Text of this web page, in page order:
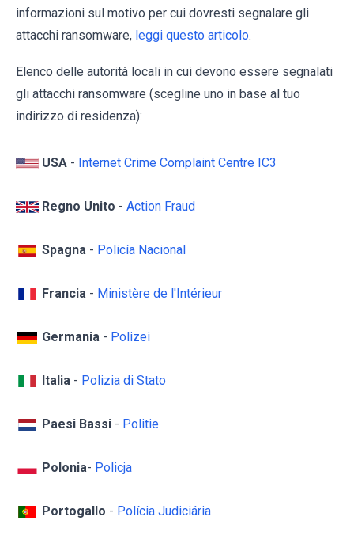
informazioni sul motivo per cui dovresti segnalare gli
attacchi ransomware, leggi questo articolo.
Elenco delle autorità locali in cui devono essere segnalati
gli attacchi ransomware (scegline uno in base al tuo
indirizzo di residenza):
USA - Internet Crime Complaint Centre IC3
Regno Unito - Action Fraud
Spagna - Policía Nacional
Francia - Ministère de l'Intérieur
Germania - Polizei
Italia - Polizia di Stato
Paesi Bassi - Politie
Polonia- Policja
Portogallo - Polícia Judiciária